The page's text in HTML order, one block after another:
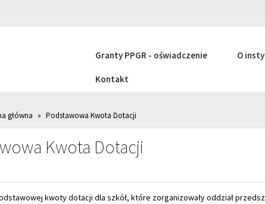
Granty PPGR - oświadczenie O
Kontakt
główna » Podstawowa Kwota Dotacji
Kwota Dotacji
kwoty dotacji dla szkół, które zorganizowały oddział